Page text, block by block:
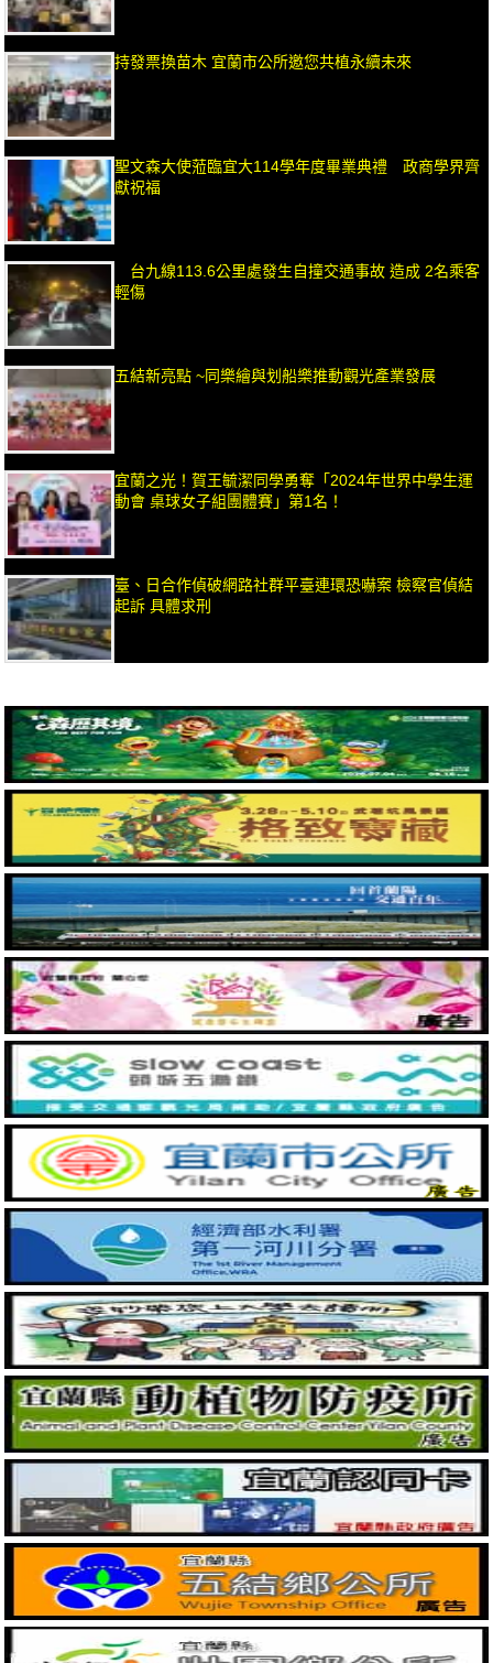
持發票換苗木 宜蘭市公所邀您共植永續未來
聖文森大使蒞臨宜大114學年度畢業典禮 政商學界齊
獻祝福
台九線113.6公里處發生自撞交通事故 造成 2名乘客
輕傷
五結新亮點 ~同樂繪與划船樂推動觀光產業發展
宜蘭之光！賀王毓潔同學勇奪「2024年世界中學生運
動會 桌球女子組團體賽」第1名！
臺、日合作偵破網路社群平臺連環恐嚇案 檢察官偵結
起訴 具體求刑